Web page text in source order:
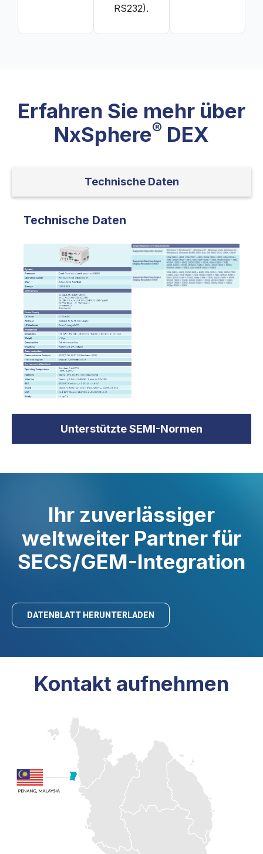
RS232).
Erfahren Sie mehr über
NxSphere® DEX
Technische Daten
Unterstützte SEMI-Normen
Technische Daten
Ihr zuverlässiger
weltweiter Partner für
SECS/GEM-Integration
DATENBLATT HERUNTERLADEN
Kontakt aufnehmen